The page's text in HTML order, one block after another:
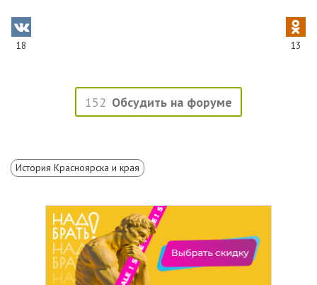
18 13
152 Обсудить на форуме
История Красноярска и края